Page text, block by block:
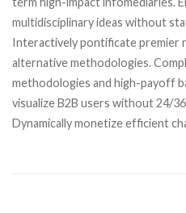
multidisciplinary ideas without
Interactively pontificate premier
alternative methodologies.
methodologies and high-payoff
visualize B2B users without 24/
Dynamically monetize efficient